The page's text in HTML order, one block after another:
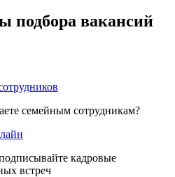
подбора вакансий
семейным сотрудникам?
кадровые
встреч